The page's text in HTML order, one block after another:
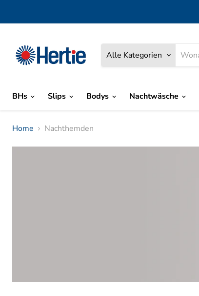
Alle Kategorien
BHs Slips Bodys Nachtwäsche
Home Nachthemden